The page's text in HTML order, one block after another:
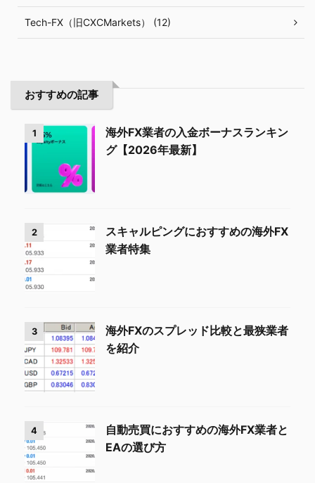
Tech-FX（旧CXCMarkets） (12)
おすすめの記事
1
海外FX業者の入金ボーナスランキン
グ【2026年最新】
2
スキャルピングにおすすめの海外FX
業者特集
3
海外FXのスプレッド比較と最狭業者
を紹介
4
自動売買におすすめの海外FX業者と
EAの選び方